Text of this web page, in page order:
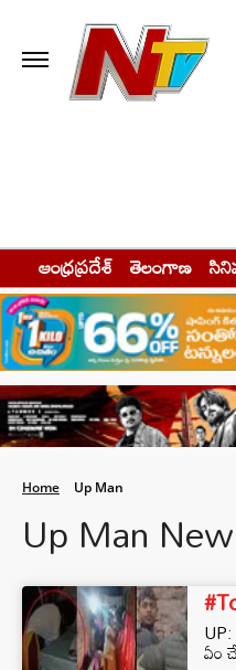
ఆంధ్రప్రదేశ్ తెలంగాణ
Home Up Man
Up Man
ఏం